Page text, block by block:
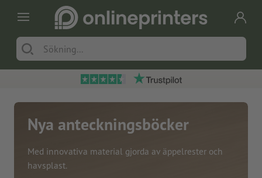
Nya anteckningsböcker
Med innovativa material gjorda av äppelrester och
havsplast.